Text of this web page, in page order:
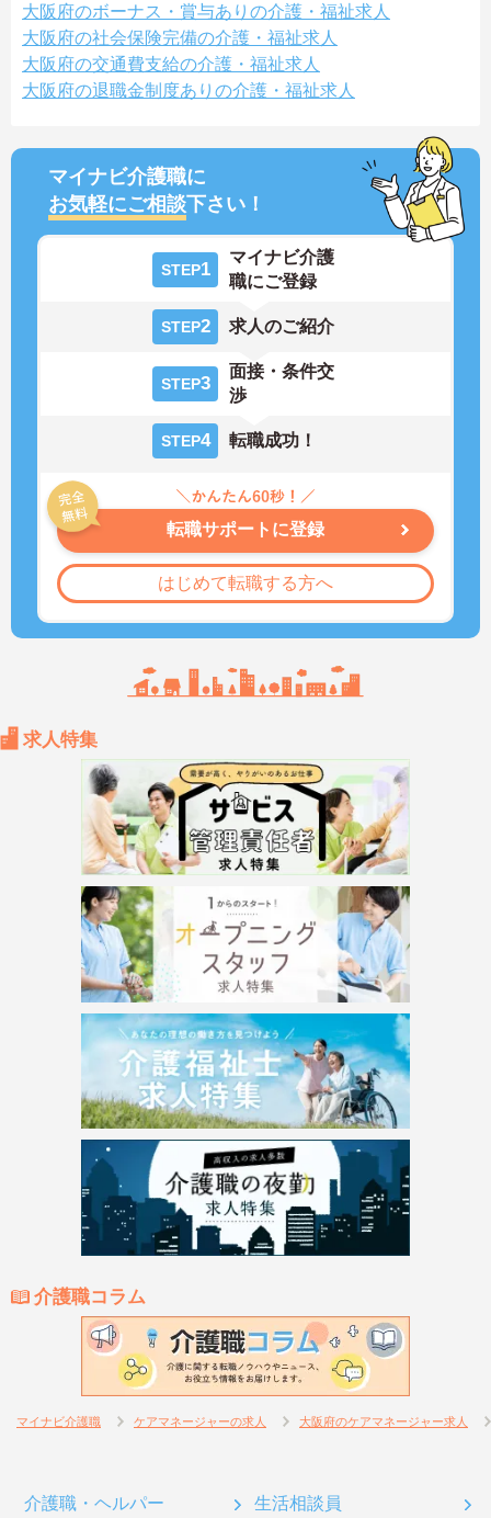
大阪府のボーナス・賞与ありの介護・福祉求人
大阪府の社会保険完備の介護・福祉求人
大阪府の交通費支給の介護・福祉求人
大阪府の退職金制度ありの介護・福祉求人
マイナビ介護職に
お気軽にご相談下さい！
STEP1
マイナビ介護
職にご登録
STEP2 求人のご紹介
STEP3
面接・条件交
渉
STEP4 転職成功！
転職サポートに登録
はじめて転職する方へ
求人特集
介護職コラム
マイナビ介護職 ケアマネージャーの求人 大阪府のケアマネージャー求人
介護職・ヘルパー 生活相談員